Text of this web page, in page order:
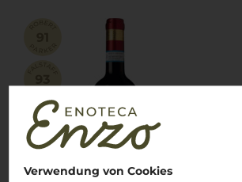
Verwendung von Cookies